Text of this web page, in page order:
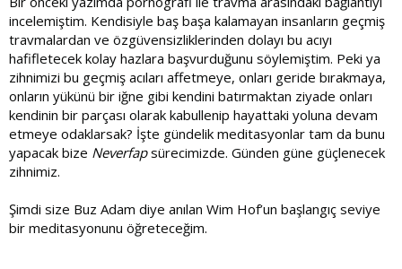
incelemiştim. Kendisiyle baş başa kalamayan insanların geçmiş
travmalardan ve özgüvensizliklerinden dolayı bu acıyı
hafifletecek kolay hazlara başvurduğunu söylemiştim. Peki ya
zihnimizi bu geçmiş acıları affetmeye, onları geride bırakmaya,
onların yükünü bir iğne gibi kendini batırmaktan ziyade onları
kendinin bir parçası olarak kabullenip hayattaki yoluna devam
etmeye odaklarsak? İşte gündelik meditasyonlar tam da bunu
yapacak bize Neverfapsürecimizde. Günden güne güçlenecek
zihnimiz.
Şimdi size Buz Adam diye anılan Wim Hof’un başlangıç seviye
bir meditasyonunu öğreteceğim.